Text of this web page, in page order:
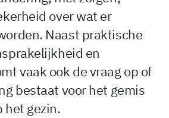
over wat er
Naast praktische
en
vaak ook de vraag op of
bestaat voor het gemis
het gezin.